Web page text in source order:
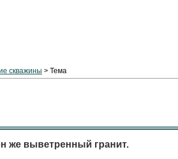
скважины > Тема
же выветренный гранит.